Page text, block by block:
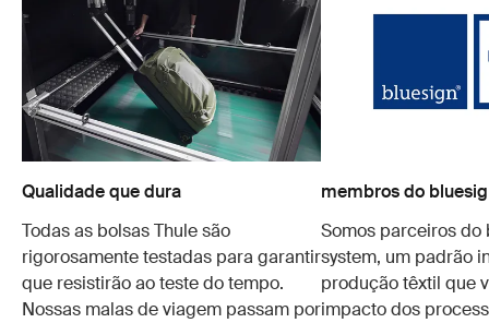
Qualidade que dura
Todas as bolsas Thule são
rigorosamente testadas para garantir
que resistirão ao teste do tempo.
Nossas malas de viagem passam por
membros do
Somos parceiros
system, um padrão
produção têxtil que
impacto dos